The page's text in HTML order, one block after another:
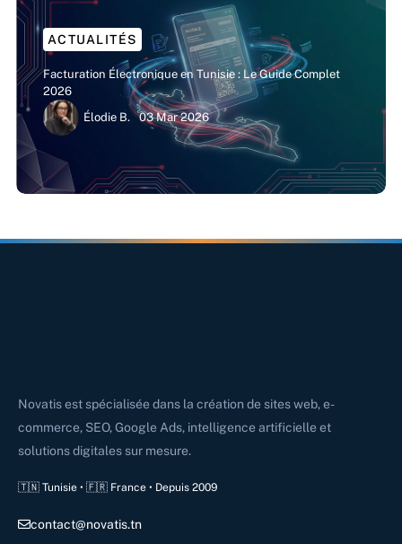
ACTUALITÉS
Facturation Électronique en Tunisie : Le Guide Complet
2026
Élodie B.
03 Mar 2026
Novatis est spécialisée dans la création de sites web, e-
commerce, SEO, Google Ads, intelligence artificielle et
solutions digitales sur mesure.
🇹🇳 Tunisie • 🇫🇷 France • Depuis 2009
contact@novatis.tn